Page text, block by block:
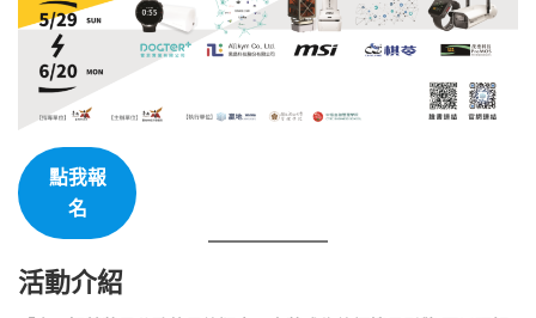
點我報
名
活動介紹